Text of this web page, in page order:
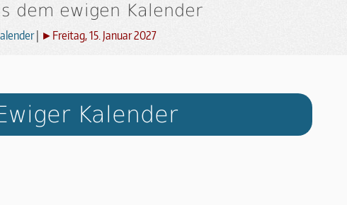
dem ewigen Kalender
| ►Freitag, 15. Januar 2027
Kalender